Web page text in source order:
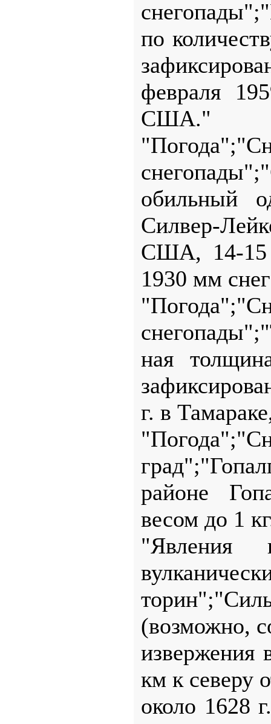
по
февраля
США."
обильный
Силвер-
США, 14-15
1930 мм
ная
г. в
районе
весом до 1
"Явления
(возможно,
извержения
км к северу
около 1628